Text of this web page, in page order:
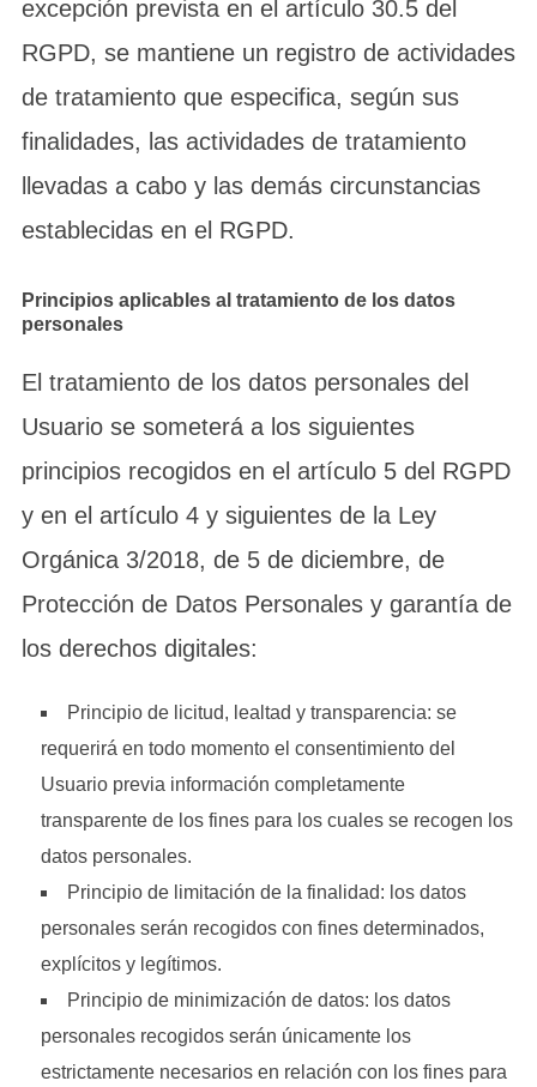
excepción prevista en el artículo 30.5 del
RGPD, se mantiene un registro de actividades
de tratamiento que especifica, según sus
finalidades, las actividades de tratamiento
llevadas a cabo y las demás circunstancias
establecidas en el RGPD.
Principios aplicables al tratamiento de los datos
personales
El tratamiento de los datos personales del
Usuario se someterá a los siguientes
principios recogidos en el artículo 5 del RGPD
y en el artículo 4 y siguientes de la Ley
Orgánica 3/2018, de 5 de diciembre, de
Protección de Datos Personales y garantía de
los derechos digitales:
Principio de licitud, lealtad y transparencia: se
requerirá en todo momento el consentimiento del
Usuario previa información completamente
transparente de los fines para los cuales se recogen los
datos personales.
Principio de limitación de la finalidad: los datos
personales serán recogidos con fines determinados,
explícitos y legítimos.
Principio de minimización de datos: los datos
personales recogidos serán únicamente los
estrictamente necesarios en relación con los fines para